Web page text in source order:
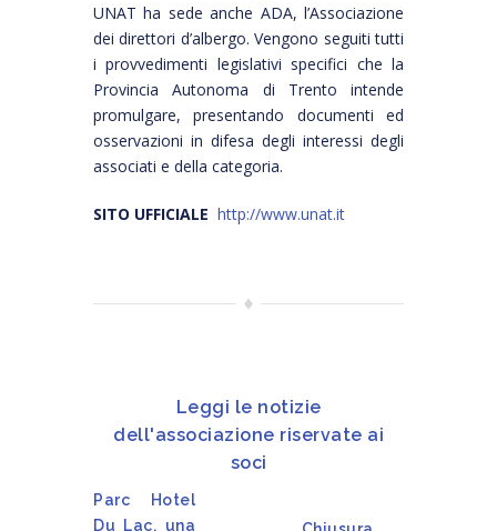
UNAT ha sede anche ADA, l’Associazione
dei direttori d’albergo. Vengono seguiti tutti
i provvedimenti legislativi specifici che la
Provincia Autonoma di Trento intende
promulgare, presentando documenti ed
osservazioni in difesa degli interessi degli
associati e della categoria.
SITO UFFICIALE http://www.unat.it
Leggi le notizie
dell'associazione riservate ai
soci
Parc Hotel
Du Lac, una